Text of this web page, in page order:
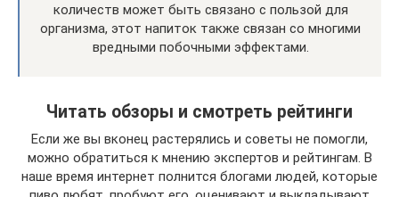
количеств может быть связано с пользой для
организма, этот напиток также связан со многими
вредными побочными эффектами.
Читать обзоры и смотреть рейтинги
Если же вы вконец растерялись и советы не помогли,
можно обратиться к мнению экспертов и рейтингам. В
наше время интернет полнится блогами людей, которые